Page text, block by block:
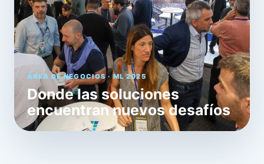
ÁREA DE NEGOCIOS · ML 2025
Donde las soluciones
encuentran nuevos desafíos